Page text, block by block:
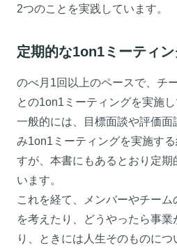
2つのことを実践しています。
定期的な1on1ミーティン
のべ月1回以上のペースで、チ
との1on1ミーティングを実施し
一般的には、目標面談や評価
み1on1ミーティングを実施す
すが、本書にもあるとおり定期
います。
これを経て、メンバーやチー
を考えたり、どうやったら事
り、ときには人生そのものに